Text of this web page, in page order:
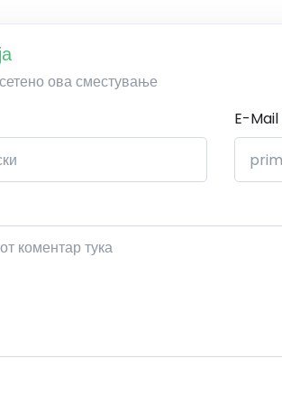
ова сместување
E-Mail